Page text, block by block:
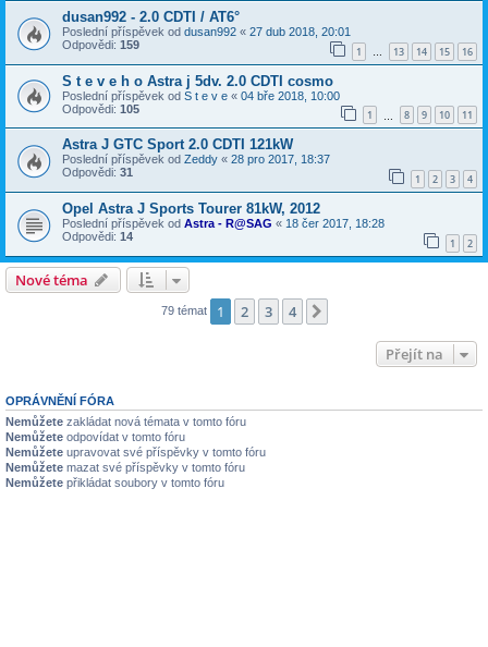
dusan992 - 2.0 CDTI / AT6°
Poslední příspěvek od dusan992 « 27 dub 2018, 20:01
Odpovědi: 159 1 … 13 14 15 16
S t e v e h o Astra j 5dv. 2.0 CDTI cosmo
Poslední příspěvek od S t e v e « 04 bře 2018, 10:00
Odpovědi: 105 1 8 9 10 11
Astra J GTC Sport 2.0 CDTI 121kW
Poslední příspěvek od Zeddy « 28 pro 2017, 18:37
Odpovědi: 31 1 2 3 4
Opel Astra J Sports Tourer 81kW, 2012
Poslední příspěvek od Astra - R@SAG « 18 čer 2017, 18:28
Odpovědi: 14 1 2
Nové téma
79 témat 1 2 3 4
Přejít na
OPRÁVNĚNÍ FÓRA
Nemůžete zakládat nová témata v tomto fóru
Nemůžete odpovídat v tomto fóru
Nemůžete upravovat své příspěvky v tomto fóru
Nemůžete mazat své příspěvky v tomto fóru
Nemůžete přikládat soubory v tomto fóru